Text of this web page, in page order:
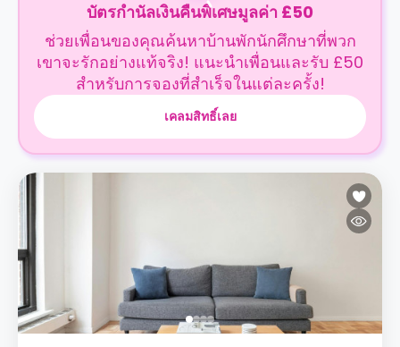
บัตรกำนัลเงินคืนพิเศษมูลค่า £50
ช่วยเพื่อนของคุณค้นหาบ้านพักนักศึกษาที่พวก
เขาจะรักอย่างแท้จริง! แนะนำเพื่อนและรับ £50
สำหรับการจองที่สำเร็จในแต่ละครั้ง!
เคลมสิทธิ์เลย